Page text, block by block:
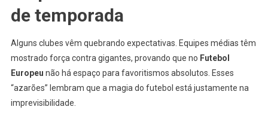
de temporada
Alguns clubes vêm quebrando expectativas. Equipes médias têm
mostrado força contra gigantes, provando que no Futebol
Europeu não há espaço para favoritismos absolutos. Esses
“azarões” lembram que a magia do futebol está justamente na
imprevisibilidade.